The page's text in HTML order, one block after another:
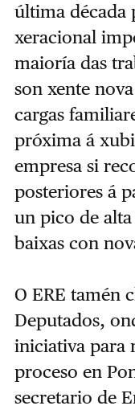
última década
xeracional
maioría das
son xente
cargas
próxima á
empresa si
posteriores á
un pico de
baixas con
O ERE tamén
Deputados,
iniciativa para
proceso en
secretario de